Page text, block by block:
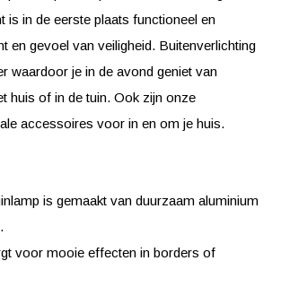
is in de eerste plaats functioneel en
en gevoel van veiligheid. Buitenverlichting
waardoor je in de avond geniet van
huis of in de tuin. Ook zijn onze
accessoires voor in en om je huis.
is gemaakt van duurzaam aluminium
voor mooie effecten in borders of